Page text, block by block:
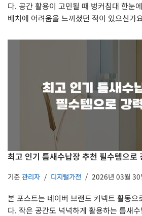
다. 공간 활용이 고민될 때 벙커침대 한눈
배치에 어려움을 느끼셨던 적이 있으신가
최고 인기 틈새수납장 추천 필수템으로
기준 관리자 디지털가전 2026년 03월 30
본 포스트는 네이버 브랜드 커넥트 활동으
다. 작은 공간도 넉넉하게 활용하는 틈새